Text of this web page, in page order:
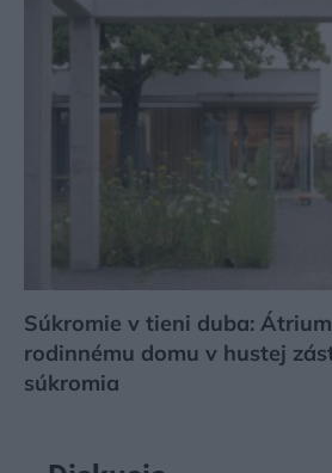
Súkromie v tieni duba:
rodinnému domu v hustej
súkromia